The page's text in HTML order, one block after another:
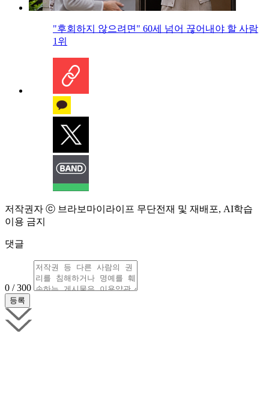
"후회하지 않으려면" 60세 넘어 끊어내야 할 사람
1위
저작권자 ⓒ 브라보마이라이프 무단전재 및 재배포, AI학습
이용 금지
댓글
0 / 300